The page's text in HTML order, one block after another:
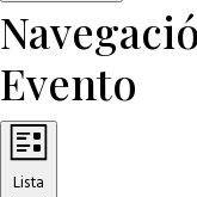
Evento
Lista